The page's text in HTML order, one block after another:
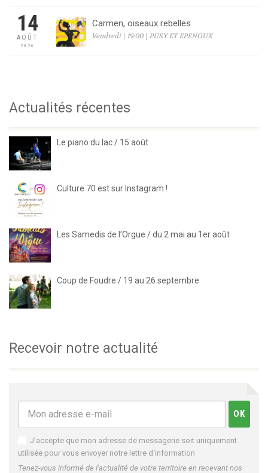
14
AOÛT
2026
Carmen, oiseaux rebelles
Vendredi | 19:00 | PUSY ET EPENOUX
Actualités récentes
Le piano du lac / 15 août
Culture 70 est sur Instagram !
Les Samedis de l’Orgue / du 2 mai au 1er août
Coup de Foudre / 19 au 26 septembre
Recevoir notre actualité
J'accepte que mon adresse de messagerie soit uniquement
utilisée pour vous envoyer notre lettre d'information
Tenez-vous informé de l'actualité de votre territoire en recevant nos